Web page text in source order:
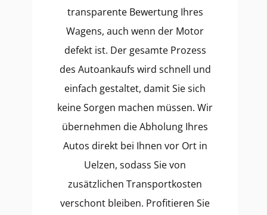
transparente Bewertung Ihres
Wagens, auch wenn der Motor
defekt ist. Der gesamte Prozess
des Autoankaufs wird schnell und
einfach gestaltet, damit Sie sich
keine Sorgen machen müssen. Wir
übernehmen die Abholung Ihres
Autos direkt bei Ihnen vor Ort in
Uelzen, sodass Sie von
zusätzlichen Transportkosten
verschont bleiben. Profitieren Sie